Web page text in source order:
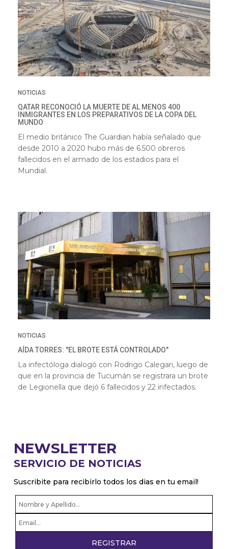
NOTICIAS
QATAR RECONOCIÓ LA MUERTE DE AL MENOS 400
INMIGRANTES EN LOS PREPARATIVOS DE LA COPA DEL
MUNDO
El medio británico The Guardian había señalado que
desde 2010 a 2020 hubo más de 6.500 obreros
fallecidos en el armado de los estadios para el
Mundial.
NOTICIAS
AÍDA TORRES: "EL BROTE ESTÁ CONTROLADO"
La infectóloga dialogó con Rodrigo Calegari, luego de
que en la provincia de Tucumán se registrara un brote
de Legionella que dejó 6 fallecidos y 22 infectados.
NEWSLETTER
SERVICIO DE NOTICIAS
Suscribite para recibirlo todos los dias en tu email!